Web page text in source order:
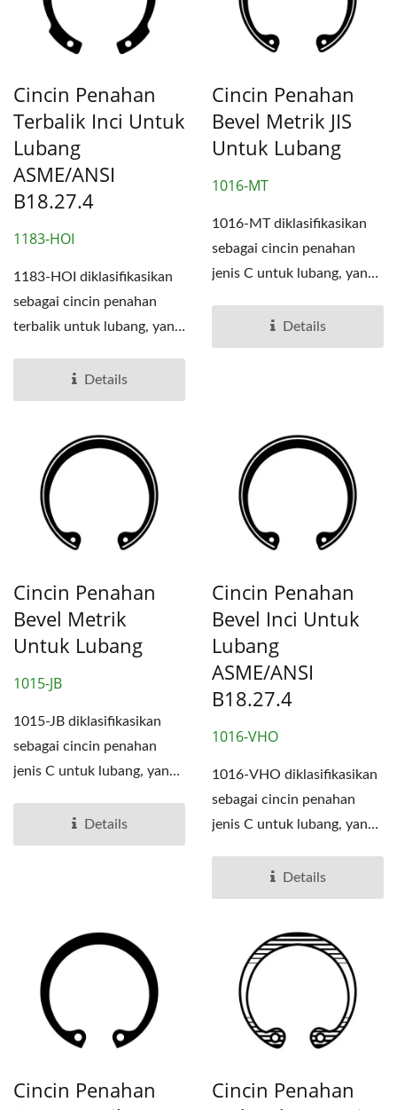
Cincin Penahan
Terbalik Inci Untuk
Lubang
ASME/ANSI
B18.27.4
1183-HOI
1183-HOI diklasifikasikan
sebagai cincin penahan
terbalik untuk lubang, yang
Details
Cincin Penahan
Bevel Metrik JIS
Untuk Lubang
1016-MT
1016-MT diklasifikasikan
sebagai cincin penahan
jenis C untuk lubang, yang
Details
Cincin Penahan
Bevel Metrik
Untuk Lubang
1015-JB
1015-JB diklasifikasikan
sebagai cincin penahan
jenis C untuk lubang, yang
Details
Cincin Penahan
Bevel Inci Untuk
Lubang
ASME/ANSI
B18.27.4
1016-VHO
1016-VHO diklasifikasikan
sebagai cincin penahan
jenis C untuk lubang, yang
Details
Cincin Penahan
Cincin Penahan